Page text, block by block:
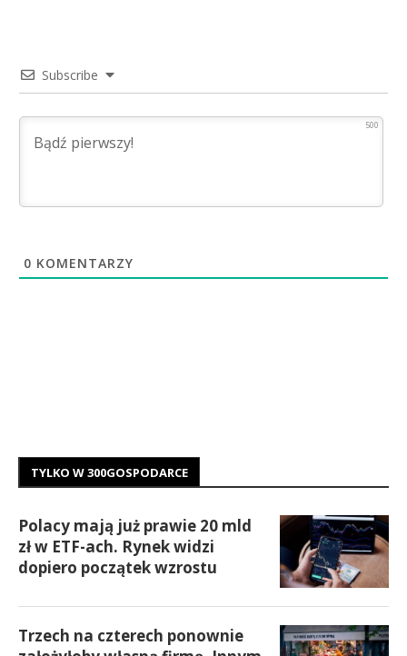
Subscribe
500
0 KOMENTARZY
TYLKO W 300GOSPODARCE
Polacy mają już prawie 20 mld
zł w ETF-ach. Rynek widzi
dopiero początek wzrostu
Trzech na czterech ponownie